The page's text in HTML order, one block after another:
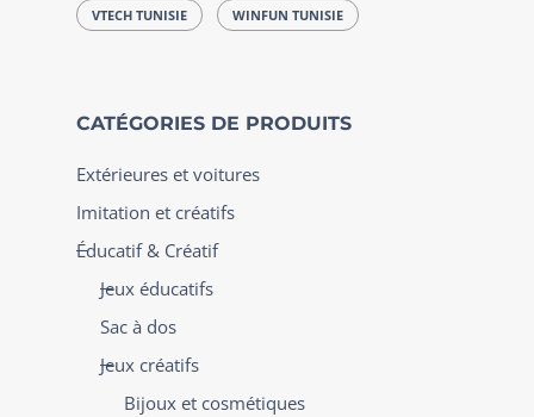
VTECH TUNISIE WINFUN TUNISIE
CATÉGORIES DE PRODUITS
Extérieures et voitures
Imitation et créatifs
Éducatif & Créatif
Jeux éducatifs
Sac à dos
Jeux créatifs
Bijoux et cosmétiques